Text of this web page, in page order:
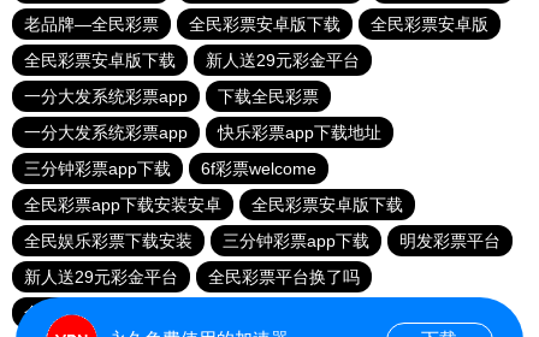
老品牌—全民彩票
全民彩票安卓版下载
全民彩票安卓版
全民彩票安卓版下载
新人送29元彩金平台
一分大发系统彩票app
下载全民彩票
一分大发系统彩票app
快乐彩票app下载地址
三分钟彩票app下载
6f彩票welcome
全民彩票app下载安装安卓
全民彩票安卓版下载
全民娱乐彩票下载安装
三分钟彩票app下载
明发彩票平台
新人送29元彩金平台
全民彩票平台换了吗
全民彩票官网app下载安装